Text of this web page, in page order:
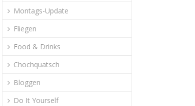
Montags-Update
Fliegen
Food & Drinks
Chochquatsch
Bloggen
Do It Yourself